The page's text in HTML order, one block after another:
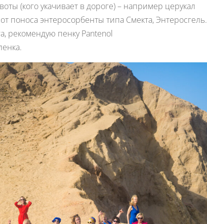
(кого укачивает в дороге) – например церукал
поноса энтеросорбенты типа Смекта, Энтеросгель.
рекомендую пенку Pantenol